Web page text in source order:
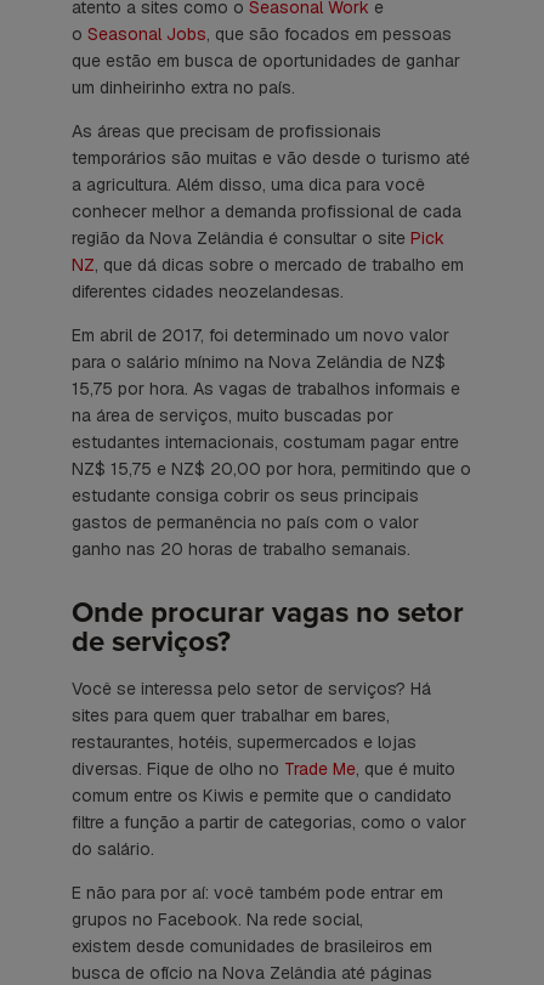
atento a sites como o Seasonal Work e
o Seasonal Jobs, que são focados em pessoas
que estão em busca de oportunidades de ganhar
um dinheirinho extra no país.
As áreas que precisam de profissionais
temporários são muitas e vão desde o turismo até
a agricultura. Além disso, uma dica para você
conhecer melhor a demanda profissional de cada
região da Nova Zelândia é consultar o site Pick
NZ, que dá dicas sobre o mercado de trabalho em
diferentes cidades neozelandesas.
Em abril de 2017, foi determinado um novo valor
para o salário mínimo na Nova Zelândia de NZ$
15,75 por hora. As vagas de trabalhos informais e
na área de serviços, muito buscadas por
estudantes internacionais, costumam pagar entre
NZ$ 15,75 e NZ$ 20,00 por hora, permitindo que o
estudante consiga cobrir os seus principais
gastos de permanência no país com o valor
ganho nas 20 horas de trabalho semanais.
Onde procurar vagas no setor
de serviços?
Você se interessa pelo setor de serviços? Há
sites para quem quer trabalhar em bares,
restaurantes, hotéis, supermercados e lojas
diversas. Fique de olho no Trade Me, que é muito
comum entre os Kiwis e permite que o candidato
filtre a função a partir de categorias, como o valor
do salário.
E não para por aí: você também pode entrar em
grupos no Facebook. Na rede social,
existem desde comunidades de brasileiros em
busca de ofício na Nova Zelândia até páginas